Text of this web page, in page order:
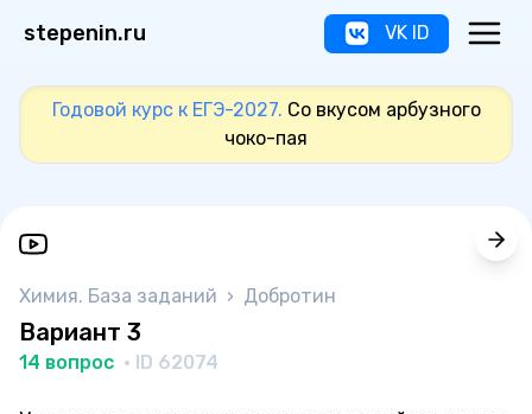
stepenin.ru VK ID
Годовой курс к ЕГЭ-2027. Со вкусом арбузного
чоко-пая
Химия. База заданий › Добротин
Вариант 3
14 вопрос · ID 62074